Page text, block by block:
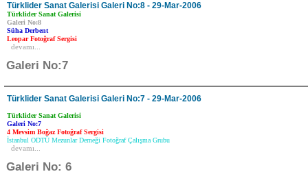
Türklider Sanat Galerisi Galeri No:8 - 29-Mar-2006
Türklider Sanat Galerisi
Galeri No:8
Süha Derbent
Leopar Fotoğraf Sergisi
devamı...
Galeri No:7
Türklider Sanat Galerisi Galeri No:7 - 29-Mar-2006
Türklider Sanat Galerisi
Galeri No:7
4 Mevsim BoğazFotoğraf Sergisi
İstanbul ODTÜ Mezunlar Derneği Fotoğraf Çalışma Grubu
devamı...
Galeri No: 6